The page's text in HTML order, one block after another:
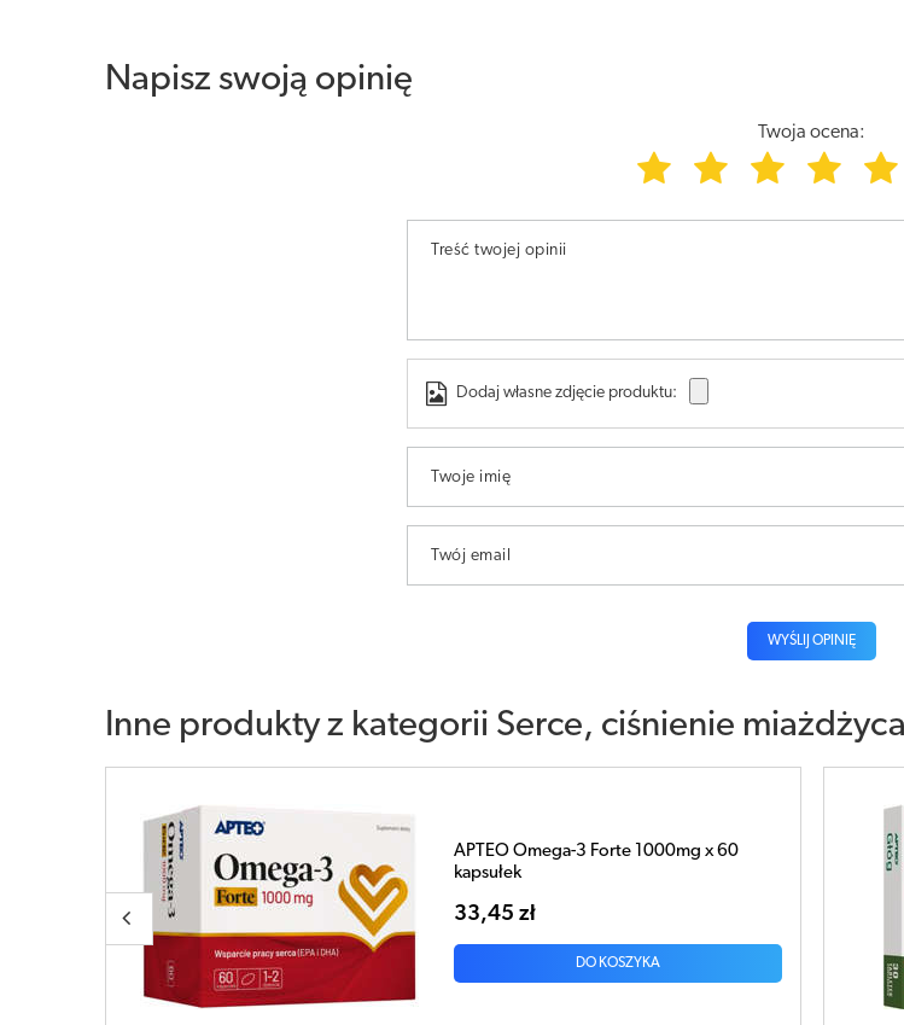
Napisz swoją opinię
Twoja ocena:
Treść twojej opinii
Dodaj własne zdjęcie produktu:
Twoje imię
Twój email
WYŚLIJ OPINIĘ
Inne produkty z kategorii Serce, ciśnienie miażdżyca
APTEO Głóg x 30 tabletek
17,09 zł
DO KOSZYKA